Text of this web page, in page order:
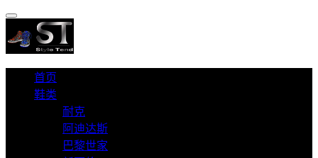
首页
鞋类
耐克
阿迪达斯
巴黎世家